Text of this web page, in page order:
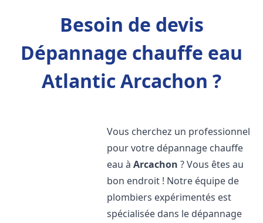
Besoin de devis
Dépannage chauffe eau
Atlantic Arcachon ?
Vous cherchez un professionnel
pour votre dépannage chauffe
eau àArcachon ? Vous êtes au
bon endroit ! Notre équipe de
plombiers expérimentés est
spécialisée dans le dépannage